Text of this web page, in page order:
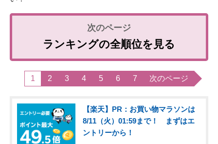
ランキングの全順位を見る
1 2 3 4 5 6 7 次のページ
【楽天】PR：お買い物マラソンは
8/11（火）01:59まで！ まずはエ
ントリーから！